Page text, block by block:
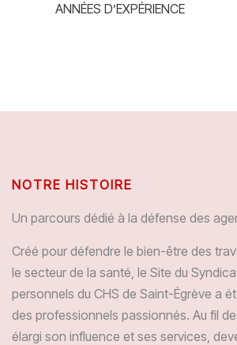
ANNÉES D’EXPÉRIENCE
NOTRE HISTOIRE
Un parcours dédié à la défense des
Créé pour défendre le bien-être des
le secteur de la santé, le Site du
personnels du CHS de Saint-Égrève a
des professionnels passionnés. Au fil
élargi son influence et ses services,